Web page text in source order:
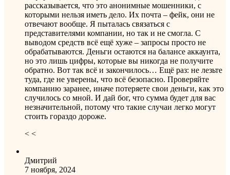
рассказывается, что это анонимные мошенники, с
которыми нельзя иметь дело. Их почта – фейк, они не
отвечают вообще. Я пыталась связаться с
представителями компании, но так и не смогла. С
выводом средств всё ещё хуже – запросы просто не
обрабатываются. Деньги остаются на балансе аккаунта,
но это лишь цифры, которые вы никогда не получите
обратно. Вот так всё и закончилось… Ещё раз: не лезьте
туда, где не уверены, что всё безопасно. Проверяйте
компанию заранее, иначе потеряете свои деньги, как это
случилось со мной. И дай бог, что сумма будет для вас
незначительной, потому что такие случаи легко могут
стоить гораздо дороже.
< <
Дмитрий
7 ноября, 2024